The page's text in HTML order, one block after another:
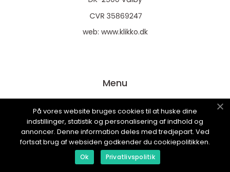
web: www.klikko.dk
Menu
Annonsering
Om oss
Cookies
Kontakta oss
På vores website bruges cookies til at huske dine
indstillinger, statistik og personalisering af indhold og
annoncer. Denne information deles med tredjepart. Ved
fortsat brug af websiden godkender du cookiepolitikken.
Ok Privatlivspolitik